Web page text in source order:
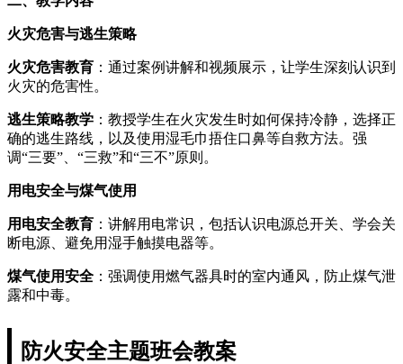
火灾危害与逃生策略
火灾危害教育 ：通过案例讲解和视频展示，让学生深刻认识到
火灾的危害性。
逃生策略教学 ：教授学生在火灾发生时如何保持冷静，选择正
确的逃生路线，以及使用湿毛巾捂住口鼻等自救方法。强
调“三要”、“三救”和“三不”原则。
用电安全与煤气使用
用电安全教育 ：讲解用电常识，包括认识电源总开关、学会关
断电源、避免用湿手触摸电器等。
煤气使用安全 ：强调使用燃气器具时的室内通风，防止煤气泄
露和中毒。
防火安全主题班会教案